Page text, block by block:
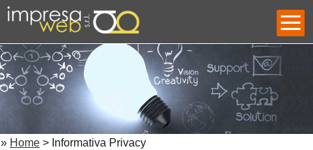
» Home > Informativa Privacy